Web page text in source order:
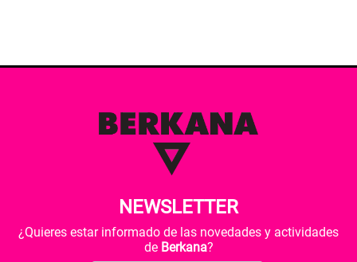
NEWSLETTER
¿Quieres estar informado de las novedades y actividades
de Berkana?